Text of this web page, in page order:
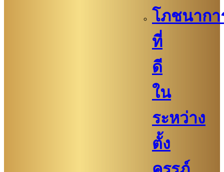
โภชนากา
ที่
ดี
ใน
ระหว่าง
ตั้ง